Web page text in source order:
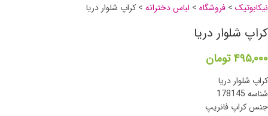
نیکابوتیک > فروشگاه > لباس دخترانه > کراپ شلوار دریا
کراپ شلوار دریا
۴۹۵,۰۰۰ تومان
کراپ شلوار دریا
شناسه 178145
جنس کراپ فانریپ